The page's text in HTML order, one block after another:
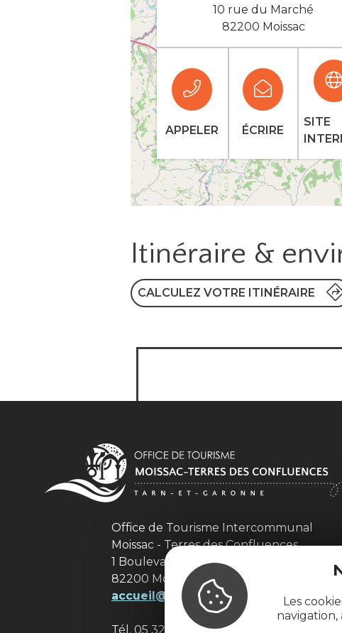
Les
10 rue du Marché
82200 Moissac
APPELER ÉCRIRE
SITE
Itinéraire &
CALCULEZ VOTRE ITINÉRAIRE
Office de Tourisme Intercommunal
Moissac - Terres des Confluences
1 Boulevard de Brienne
82200 Moissac
accueil@tourisme-
Tél. 05 32 09 69 36